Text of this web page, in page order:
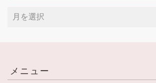
メニュー